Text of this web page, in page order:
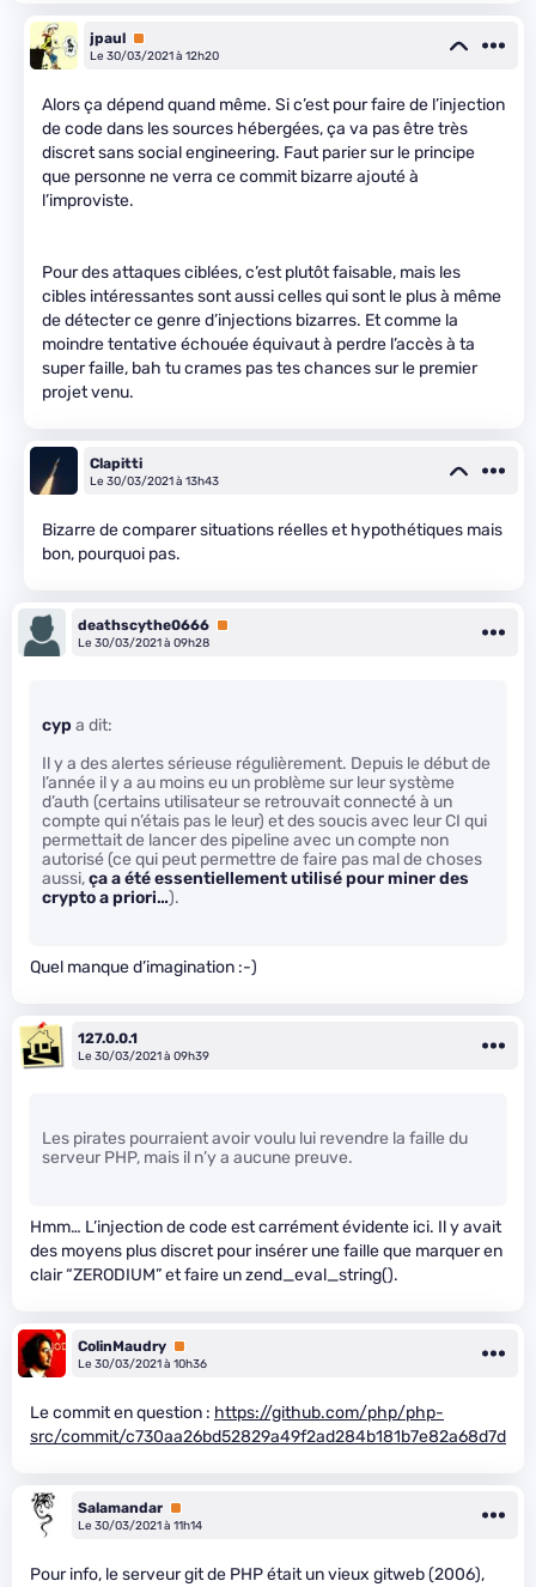
jpaul Premium
Le 30/03/2021 à 12h20
Alors ça dépend quand même. Si c’est pour faire de l’injection
de code dans les sources hébergées, ça va pas être très
discret sans social engineering. Faut parier sur le principe
que personne ne verra ce commit bizarre ajouté à
l’improviste.
Pour des attaques ciblées, c’est plutôt faisable, mais les
cibles intéressantes sont aussi celles qui sont le plus à même
de détecter ce genre d’injections bizarres. Et comme la
moindre tentative échouée équivaut à perdre l’accès à ta
super faille, bah tu crames pas tes chances sur le premier
projet venu.
Clapitti
Le 30/03/2021 à 13h43
Bizarre de comparer situations réelles et hypothétiques mais
bon, pourquoi pas.
deathscythe0666 Premium
Le 30/03/2021 à 09h28
cyp a dit:
Il y a des alertes sérieuse régulièrement. Depuis le début de
l’année il y a au moins eu un problème sur leur système
d’auth (certains utilisateur se retrouvait connecté à un
compte qui n’étais pas le leur) et des soucis avec leur CI qui
permettait de lancer des pipeline avec un compte non
autorisé (ce qui peut permettre de faire pas mal de choses
aussi,ça a été essentiellement utilisé pour miner des
crypto a priori…).
Quel manque d’imagination :-)
127.0.0.1
Le 30/03/2021 à 09h39
Les pirates pourraient avoir voulu lui revendre la faille du
serveur PHP, mais il n’y a aucune preuve.
Hmm… L’injection de code est carrément évidente ici. Il y avait
des moyens plus discret pour insérer une faille que marquer en
clair “ZERODIUM” et faire un zend_eval_string().
ColinMaudry Premium
Le 30/03/2021 à 10h36
Le commit en question : https://github.com/php/php-
src/commit/c730aa26bd52829a49f2ad284b181b7e82a68d7d
Salamandar Premium
Le 30/03/2021 à 11h14
Pour info, le serveur git de PHP était un vieux gitweb (2006),